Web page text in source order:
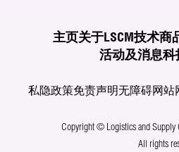
主页关于LSCM技术商
活动及消息科
私隐政策免责声明无障碍网站
Copyright © Logistics and Supply
All rights